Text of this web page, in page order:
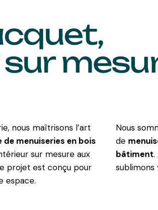
nous maîtrisons l’art
menuiseries en bois
sur mesure aux
projet est conçu pour
espace.
Nous
de
bâtiment.